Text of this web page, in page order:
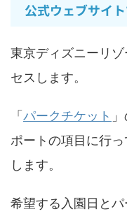
公式ウェブサイ
東京ディズニーリ
セスします。
「 パークチケット
ポートの項目に行
します。
希望する入園日と